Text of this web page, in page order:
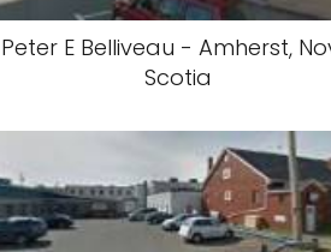
Peter E Belliveau - Amherst,
Scotia